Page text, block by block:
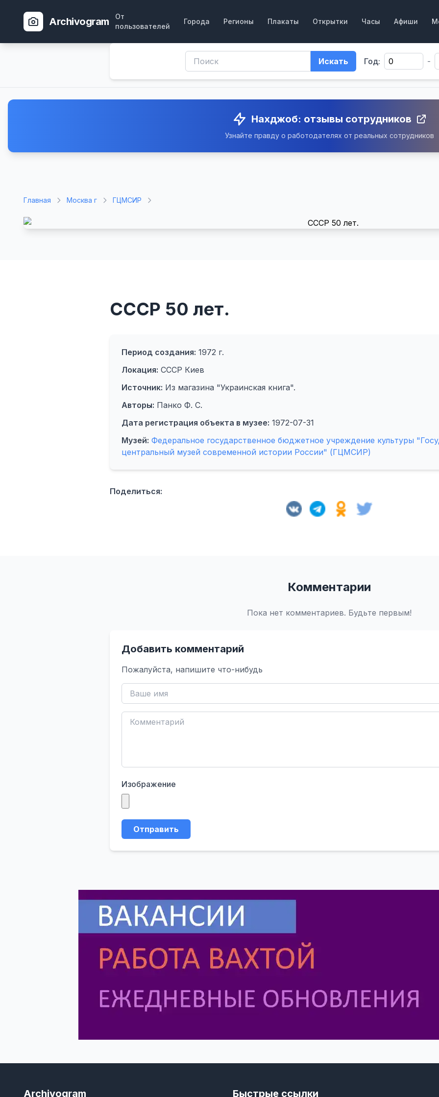
Archivogram
От
пользователей
Города Регионы Плакаты Открытки Часы Афиши
Искать Год: -
Нахджоб: отзывы сотрудников
Узнайте правду о работодателях от реальных сотрудников
Главная Москва г ГЦМСИР
СССР 50 лет.
Период создания: 1972 г.
Локация: СССР Киев
Источник: Из магазина "Украинская книга".
Авторы: Панко Ф. С.
Дата регистрация объекта в музее: 1972-07-31
Музей: Федеральное государственное бюджетное учреждение культуры
центральный музей современной истории России" (ГЦМСИР)
Поделиться:
Комментарии
Пока нет комментариев. Будьте первым!
Добавить комментарий
Пожалуйста, напишите что-нибудь
Изображение
Отправить
Archivogram Быстрые ссылки